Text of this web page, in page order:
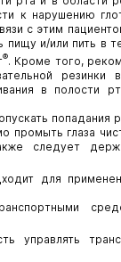
к нарушению
с этим
и/или пить в
®. Кроме того,
резинки
в полости
попадания
промыть глаза
следует
для
управлять